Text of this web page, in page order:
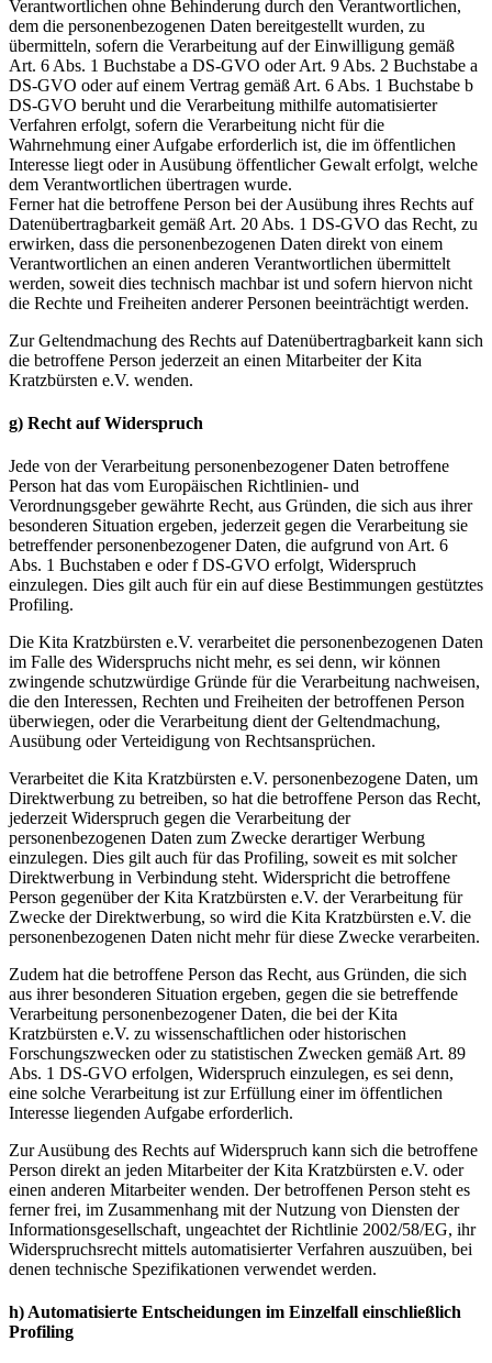
Verantwortlichen ohne Behinderung durch den Verantwortlichen,
dem die personenbezogenen Daten bereitgestellt wurden, zu
übermitteln, sofern die Verarbeitung auf der Einwilligung gemäß
Art. 6 Abs. 1 Buchstabe a DS-GVO oder Art. 9 Abs. 2 Buchstabe a
DS-GVO oder auf einem Vertrag gemäß Art. 6 Abs. 1 Buchstabe b
DS-GVO beruht und die Verarbeitung mithilfe automatisierter
Verfahren erfolgt, sofern die Verarbeitung nicht für die
Wahrnehmung einer Aufgabe erforderlich ist, die im öffentlichen
Interesse liegt oder in Ausübung öffentlicher Gewalt erfolgt, welche
dem Verantwortlichen übertragen wurde.
Ferner hat die betroffene Person bei der Ausübung ihres Rechts auf
Datenübertragbarkeit gemäß Art. 20 Abs. 1 DS-GVO das Recht, zu
erwirken, dass die personenbezogenen Daten direkt von einem
Verantwortlichen an einen anderen Verantwortlichen übermittelt
werden, soweit dies technisch machbar ist und sofern hiervon nicht
die Rechte und Freiheiten anderer Personen beeinträchtigt werden.
Zur Geltendmachung des Rechts auf Datenübertragbarkeit kann sich
die betroffene Person jederzeit an einen Mitarbeiter der Kita
Kratzbürsten e.V. wenden.
g) Recht auf Widerspruch
Jede von der Verarbeitung personenbezogener Daten betroffene
Person hat das vom Europäischen Richtlinien- und
Verordnungsgeber gewährte Recht, aus Gründen, die sich aus ihrer
besonderen Situation ergeben, jederzeit gegen die Verarbeitung sie
betreffender personenbezogener Daten, die aufgrund von Art. 6
Abs. 1 Buchstaben e oder f DS-GVO erfolgt, Widerspruch
einzulegen. Dies gilt auch für ein auf diese Bestimmungen gestütztes
Profiling.
Die Kita Kratzbürsten e.V. verarbeitet die personenbezogenen Daten
im Falle des Widerspruchs nicht mehr, es sei denn, wir können
zwingende schutzwürdige Gründe für die Verarbeitung nachweisen,
die den Interessen, Rechten und Freiheiten der betroffenen Person
überwiegen, oder die Verarbeitung dient der Geltendmachung,
Ausübung oder Verteidigung von Rechtsansprüchen.
Verarbeitet die Kita Kratzbürsten e.V. personenbezogene Daten, um
Direktwerbung zu betreiben, so hat die betroffene Person das Recht,
jederzeit Widerspruch gegen die Verarbeitung der
personenbezogenen Daten zum Zwecke derartiger Werbung
einzulegen. Dies gilt auch für das Profiling, soweit es mit solcher
Direktwerbung in Verbindung steht. Widerspricht die betroffene
Person gegenüber der Kita Kratzbürsten e.V. der Verarbeitung für
Zwecke der Direktwerbung, so wird die Kita Kratzbürsten e.V. die
personenbezogenen Daten nicht mehr für diese Zwecke verarbeiten.
Zudem hat die betroffene Person das Recht, aus Gründen, die sich
aus ihrer besonderen Situation ergeben, gegen die sie betreffende
Verarbeitung personenbezogener Daten, die bei der Kita
Kratzbürsten e.V. zu wissenschaftlichen oder historischen
Forschungszwecken oder zu statistischen Zwecken gemäß Art. 89
Abs. 1 DS-GVO erfolgen, Widerspruch einzulegen, es sei denn,
eine solche Verarbeitung ist zur Erfüllung einer im öffentlichen
Interesse liegenden Aufgabe erforderlich.
Zur Ausübung des Rechts auf Widerspruch kann sich die betroffene
Person direkt an jeden Mitarbeiter der Kita Kratzbürsten e.V. oder
einen anderen Mitarbeiter wenden. Der betroffenen Person steht es
ferner frei, im Zusammenhang mit der Nutzung von Diensten der
Informationsgesellschaft, ungeachtet der Richtlinie 2002/58/EG, ihr
Widerspruchsrecht mittels automatisierter Verfahren auszuüben, bei
denen technische Spezifikationen verwendet werden.
h) Automatisierte Entscheidungen im Einzelfall einschließlich
Profiling